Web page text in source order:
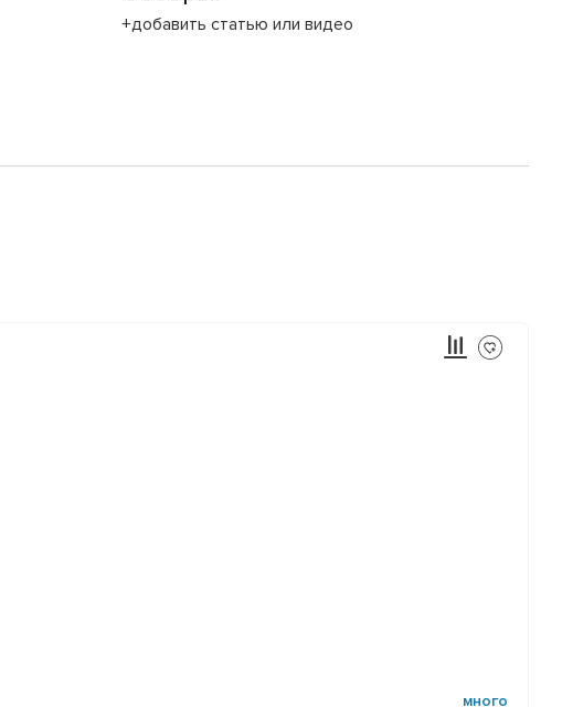
+добавить статью или видео
много